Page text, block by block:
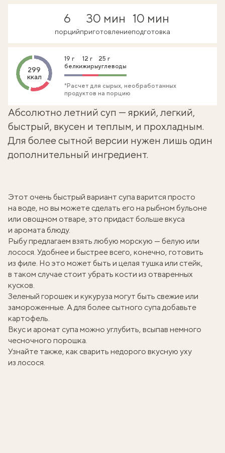
6
порций
30 мин
приготовление
10 мин
подготовка
299
ккал
19 г
белки
12 г
жиры
25 г
углеводы
*Расчет для сырых, необработанных
продуктов на порцию
Абсолютно летний суп — яркий, легкий,
быстрый, вкусен и теплым, и прохладным.
Для более сытной версии нужен лишь один
дополнительный ингредиент.
Этот очень быстрый вариант супа варится просто
на воде, но вы можете сделать его на рыбном бульоне
или овощном отваре, это придаст больше вкуса
и аромата блюду.
Рыбу предлагаем взять любую морскую — белую или
лосося. Удобнее и быстрее всего, конечно, готовить
из филе. Но это может быть и целая тушка или стейк,
в таком случае стоит убрать кости из отваренных
кусков.
Зеленый горошек и кукуруза могут быть свежие или
замороженные. А для более сытного супа добавьте
картофель.
Вкус и аромат супа можно углубить, всыпав немного
чесночного порошка.
Узнайте также, как сварить недорого вкусную уху
из лосося.